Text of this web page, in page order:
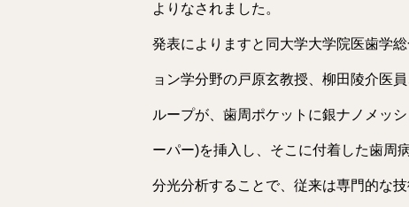
よりなされました。
発表によりますと同大学大学院医歯学
ョン学分野の戸原玄教授、柳田陵介医
ループが、歯周ポケットに銀ナノメッ
ーパー)を挿入し、そこに付着した歯周
分光分析することで、従来は専門的な